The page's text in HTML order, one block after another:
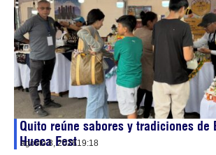
Quito reúne sabores y tradiciones de
Hueca Fest
agosto 8, 202619:18